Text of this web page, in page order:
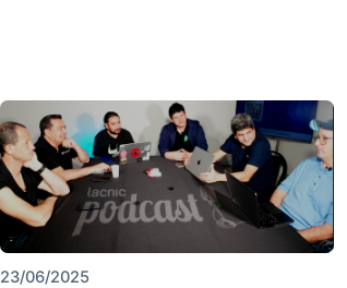
23/06/2025